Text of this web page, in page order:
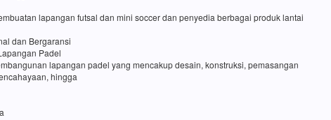
lapangan futsal dan mini soccer dan penyedia berbagai produk lantai
dan Bergaransi
Padel
lapangan padel yang mencakup desain, konstruksi, pemasangan
hingga